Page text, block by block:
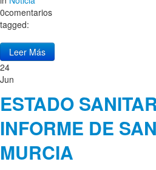
0comentarios
tagged:
Leer Más
24
Jun
ESTADO
INFORME DE
MURCIA